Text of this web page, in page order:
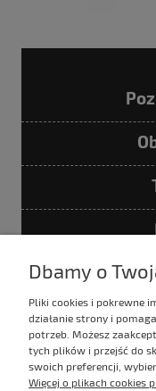
Dbamy o
Pliki cookies i pokrewne
działanie strony i
potrzeb. Możesz
tych plików i przejść do
swoich preferencji,
Więcej o plikach cookies